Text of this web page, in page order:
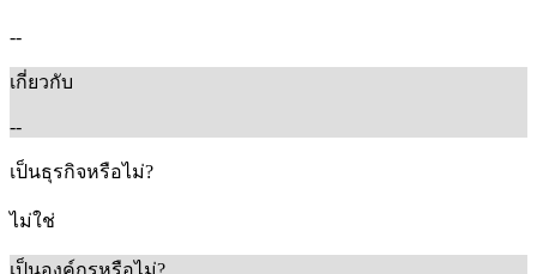
--
เกี่ยวกับ
--
เป็นธุรกิจหรือไม่?
ไม่ใช่
เป็นองค์กรหรือไม่?